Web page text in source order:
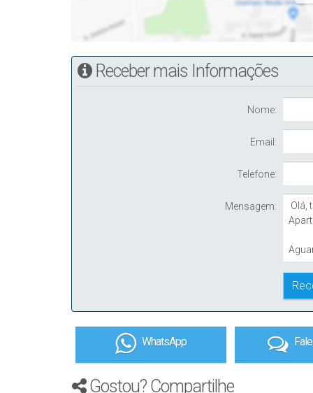
Receber mais Informações
Nome:
Email:
Telefone:
Mensagem:
WhatsApp
Gostou? Compartilhe